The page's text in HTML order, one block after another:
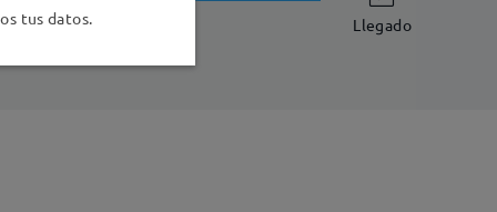
7 días laborales Llegado
tus datos.